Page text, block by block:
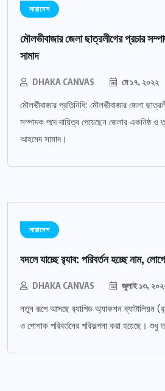
সারাদেশ
মৌলভীবাজার জেলা ছাত্রলীগের প্রচার
সামাদ
DHAKA CANVAS মে ১৭, ২০২২
মৌলভীবাজার প্রতিনিধি: মৌলভীবাজার জেলা
সম্পাদক পদে দায়িত্ব পেয়েছেন জেলার একনিষ্ঠ ও
আহমেদ সামাদ।
সারাদেশ
বদলে যাচ্ছে র‌্যাব: পরিবর্তন হচ্ছে নাম,
DHAKA CANVAS জুলাই ১৩,
নতুন রূপে আসছে র‌্যাপিড অ্যাকশন ব্যাটালিয়ন
ও পোশাক পরিবর্তনের পরিকল্পনা করা হয়েছে। শুধু